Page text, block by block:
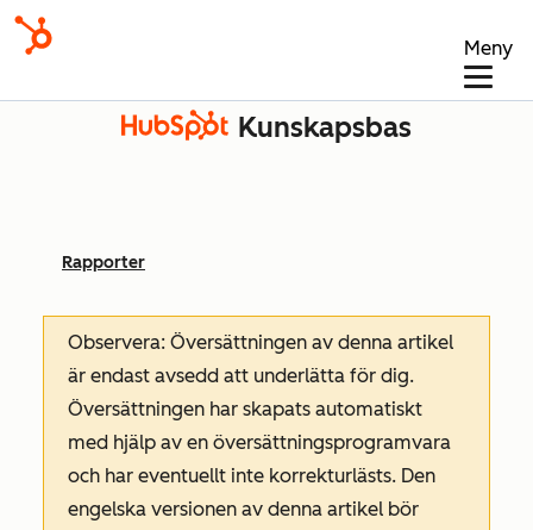
Meny
Kunskapsbas
Rapporter
Observera: Översättningen av denna artikel
är endast avsedd att underlätta för dig.
Översättningen har skapats automatiskt
med hjälp av en översättningsprogramvara
och har eventuellt inte korrekturlästs. Den
engelska versionen av denna artikel bör